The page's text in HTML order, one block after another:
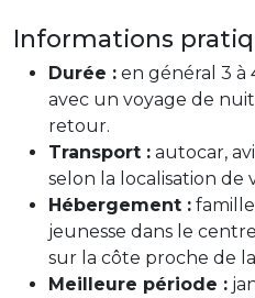
Informations
Durée : en général 3 à
avec un voyage de
retour.
Transport : autocar,
selon la localisation de
Hébergement :
jeunesse dans le
sur la côte proche de
Meilleure période :